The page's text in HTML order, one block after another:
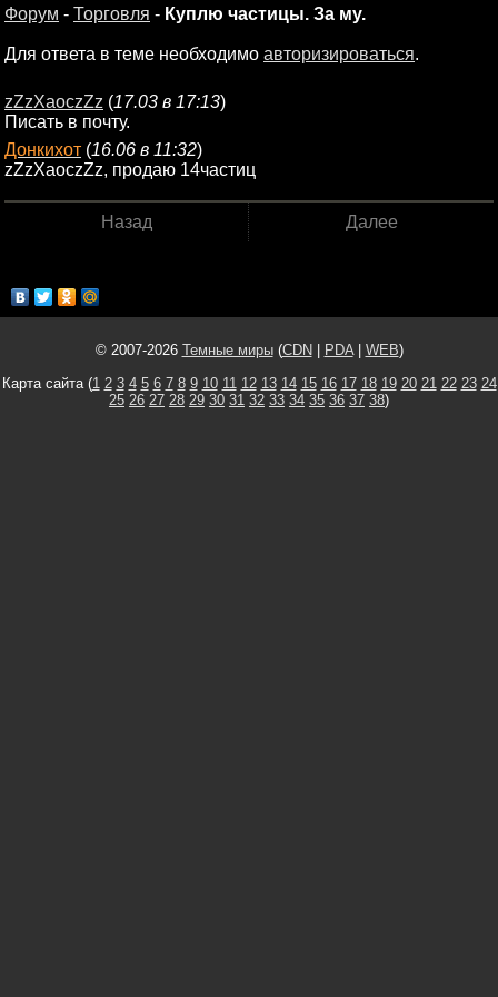
Форум - Торговля - Куплю частицы. За му.
Для ответа в теме необходимо авторизироваться.
zZzXaoczZz (17.03 в 17:13)
Писать в почту.
Донкихот (16.06 в 11:32)
zZzXaoczZz, продаю 14частиц
Назад Далее
© 2007-2026 Темные миры(CDN PDA| WEB)
Карта сайта (1 2 3 4 5 6 7 8 9 10 11 12 13 14 15 16 17 18 19 20 21 22 23 24
25 26 27 28 29 30 31 32 33 34 35 36 37 38)